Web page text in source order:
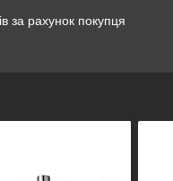
за рахунок покупця